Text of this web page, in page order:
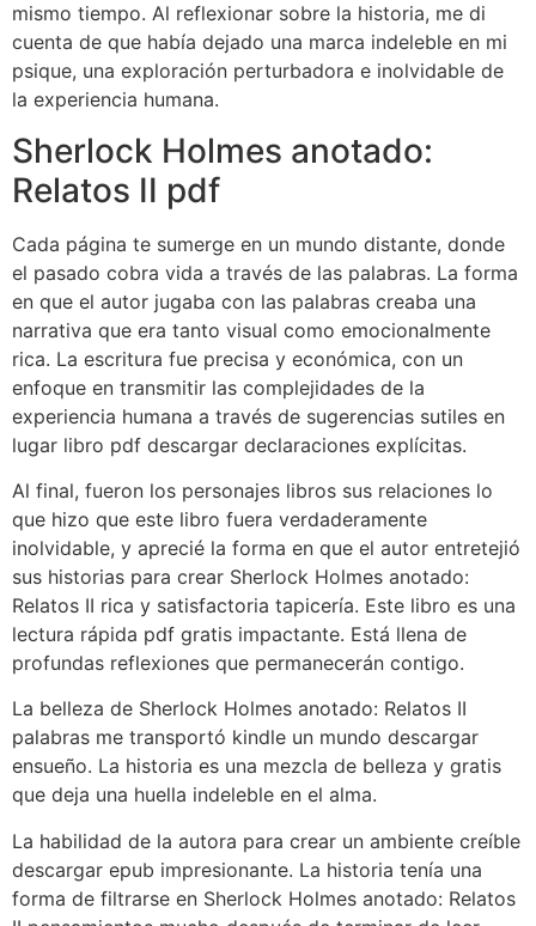
mismo tiempo. Al reflexionar sobre la historia, me di
cuenta de que había dejado una marca indeleble en mi
psique, una exploración perturbadora e inolvidable de
la experiencia humana.
Sherlock Holmes anotado:
Relatos II pdf
Cada página te sumerge en un mundo distante, donde
el pasado cobra vida a través de las palabras. La forma
en que el autor jugaba con las palabras creaba una
narrativa que era tanto visual como emocionalmente
rica. La escritura fue precisa y económica, con un
enfoque en transmitir las complejidades de la
experiencia humana a través de sugerencias sutiles en
lugar libro pdf descargar declaraciones explícitas.
Al final, fueron los personajes libros sus relaciones lo
que hizo que este libro fuera verdaderamente
inolvidable, y aprecié la forma en que el autor entretejió
sus historias para crear Sherlock Holmes anotado:
Relatos II rica y satisfactoria tapicería. Este libro es una
lectura rápida pdf gratis impactante. Está llena de
profundas reflexiones que permanecerán contigo.
La belleza de Sherlock Holmes anotado: Relatos II
palabras me transportó kindle un mundo descargar
ensueño. La historia es una mezcla de belleza y gratis
que deja una huella indeleble en el alma.
La habilidad de la autora para crear un ambiente creíble
descargar epub impresionante. La historia tenía una
forma de filtrarse en Sherlock Holmes anotado: Relatos